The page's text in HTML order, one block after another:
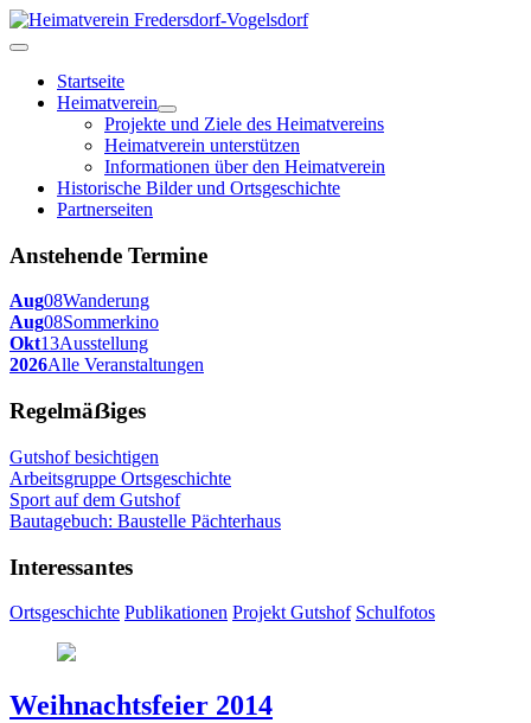
Startseite
Heimatverein
Projekte und Ziele des Heimatvereins
Heimatverein unterstützen
Informationen über den Heimatverein
Historische Bilder und Ortsgeschichte
Partnerseiten
Anstehende Termine
Aug08Wanderung
Aug08Sommerkino
Okt13Ausstellung
2026Alle Veranstaltungen
Regelmäẞiges
Gutshof besichtigen
Arbeitsgruppe Ortsgeschichte
Sport auf dem Gutshof
Bautagebuch: Baustelle Pächterhaus
Interessantes
Ortsgeschichte Publikationen Projekt Gutshof Schulfotos
Weihnachtsfeier 2014